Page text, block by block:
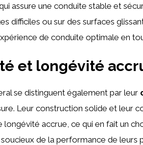
assure une conduite stable et
difficiles ou sur des surfaces
de conduite optimale en
et longévité
se distinguent également par leur
Leur construction solide et leur
longévité accrue, ce qui en fait un
de la performance de leurs